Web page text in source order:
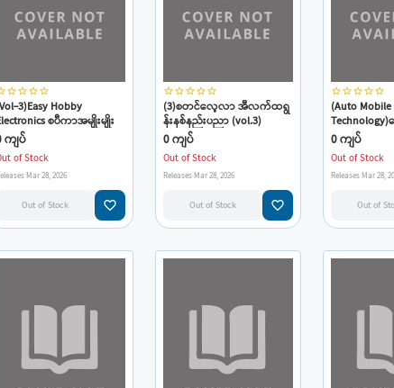
star_borderstar_borderstar_borderstar_border
3)Easy Hobby
စပီကာအမျိုးမျိုး
ပြင်နည်း
ကျပ်
of Stock
Mar 28, 2026
Out of Stock favorite_border
star_borderstar_borderstar_borderstar_borderstar_border
(3)စတင်လေ့လာ အီလက်ထရွ
န်းနစ်နည်းပညာ (vol.3)
0 ကျပ်
Out of Stock
Releases Mar 28, 2026
Out of Stock favorite_border
star_borderstar_borderstar_borderstar_borderstar_border
(Auto Mobile
ပြုပြင်ထိန်းသိမ်
မင်းထက်)
0 ကျပ်
Out of Stock
Releases Mar 28,
Out of